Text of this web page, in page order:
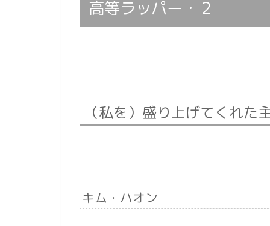
高等ラッパー・２
（私を）盛り上げてくれた
キム・ハオン